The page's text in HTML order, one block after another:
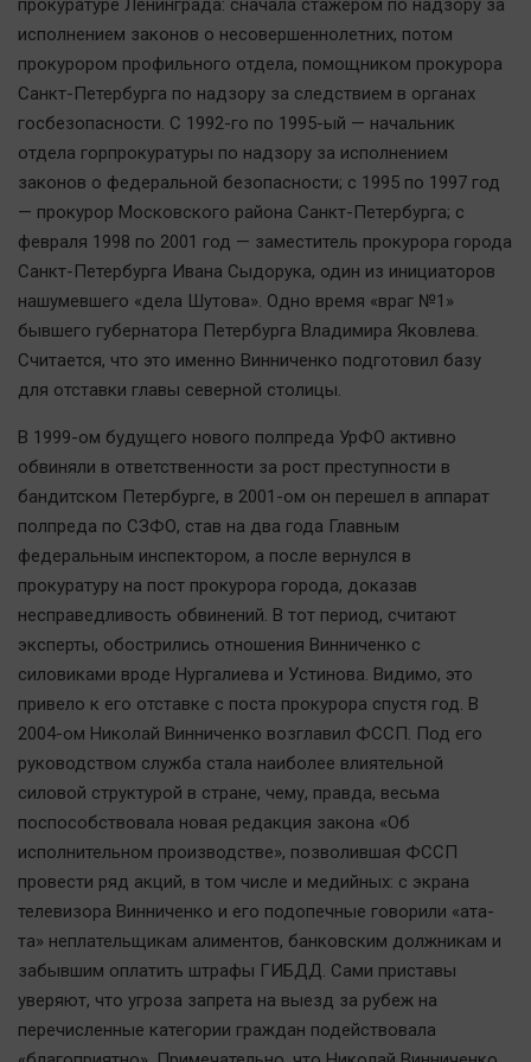
Обсуждаем
Отдых
Последняя инстанция
Светская жизнь
Тенденции
Точка на карте
прокуратуре Ленинграда: сначала стажером по надзору за
исполнением законов о несовершеннолетних, потом
прокурором профильного отдела, помощником прокурора
Санкт-Петербурга по надзору за следствием в органах
госбезопасности. С 1992-го по 1995-ый — начальник
отдела горпрокуратуры по надзору за исполнением
законов о федеральной безопасности; с 1995 по 1997 год
— прокурор Московского района Санкт-Петербурга; с
февраля 1998 по 2001 год — заместитель прокурора города
Санкт-Петербурга Ивана Сыдорука, один из инициаторов
нашумевшего «дела Шутова». Одно время «враг №1»
бывшего губернатора Петербурга Владимира Яковлева.
Считается, что это именно Винниченко подготовил базу
для отставки главы северной столицы.
В 1999-ом будущего нового полпреда УрФО активно
обвиняли в ответственности за рост преступности в
бандитском Петербурге, в 2001-ом он перешел в аппарат
полпреда по СЗФО, став на два года Главным
федеральным инспектором, а после вернулся в
прокуратуру на пост прокурора города, доказав
несправедливость обвинений. В тот период, считают
эксперты, обострились отношения Винниченко с
силовиками вроде Нургалиева и Устинова. Видимо, это
привело к его отставке с поста прокурора спустя год. В
2004-ом Николай Винниченко возглавил ФССП. Под его
руководством служба стала наиболее влиятельной
силовой структурой в стране, чему, правда, весьма
поспособствовала новая редакция закона «Об
исполнительном производстве», позволившая ФССП
провести ряд акций, в том числе и медийных: с экрана
телевизора Винниченко и его подопечные говорили «ата-
та» неплательщикам алиментов, банковским должникам и
забывшим оплатить штрафы ГИБДД. Сами приставы
уверяют, что угроза запрета на выезд за рубеж на
перечисленные категории граждан подействовала